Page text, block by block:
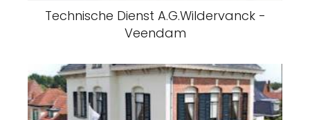
Technische Dienst A.G.Wildervanck -
Veendam